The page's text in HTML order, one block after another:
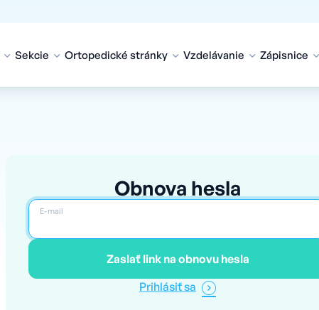
Sekcie Ortopedické stránky Vzdelávanie Zápisnice
Obnova hesla
E-mail
Zaslať link na obnovu hesla
Prihlásiť sa